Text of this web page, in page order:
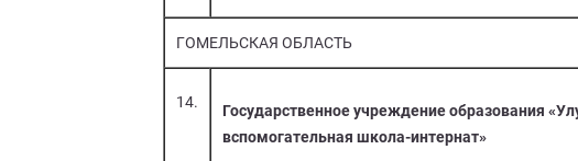
ГОМЕЛЬСКАЯ ОБЛАСТЬ
14.
Государственное учреждение образования
вспомогательная школа-интернат»